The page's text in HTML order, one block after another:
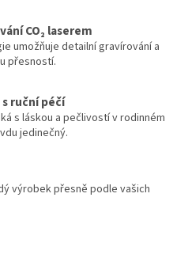
CO₂ laserem
umožňuje detailní gravírování a
přesností.
ruční péčí
s láskou a pečlivostí v rodinném
jedinečný.
výrobek přesně podle vašich